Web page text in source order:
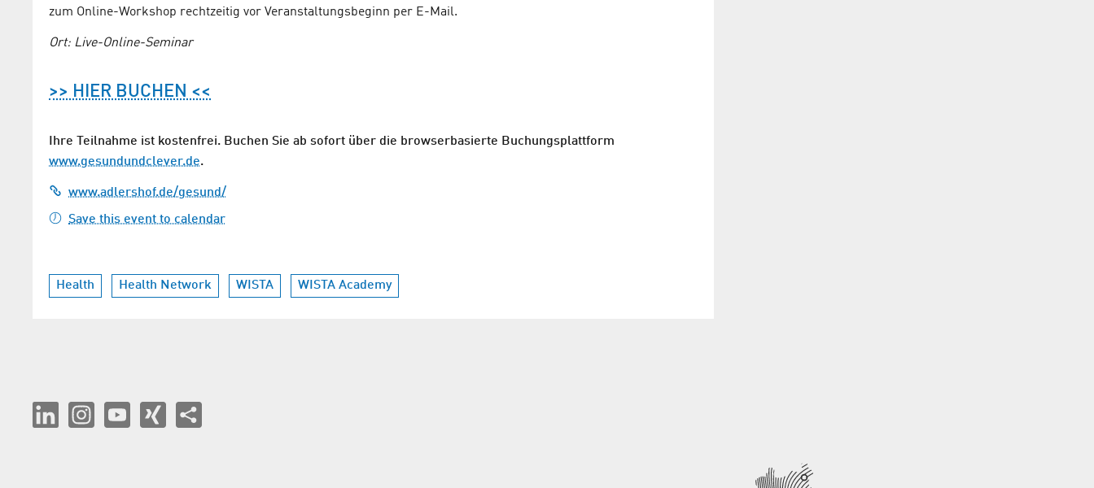
zum Online-Workshop rechtzeitig vor Veranstaltungsbeginn per E-Mail.
Ort: Live-Online-Seminar
>> HIER BUCHEN <<
Ihre Teilnahme ist kostenfrei. Buchen Sie ab sofort über die browserbasierte Buchungsplattform
www.gesundundclever.de.
www.adlershof.de/gesund/
Save this event to calendar
Health Health Network WISTA WISTA Academy